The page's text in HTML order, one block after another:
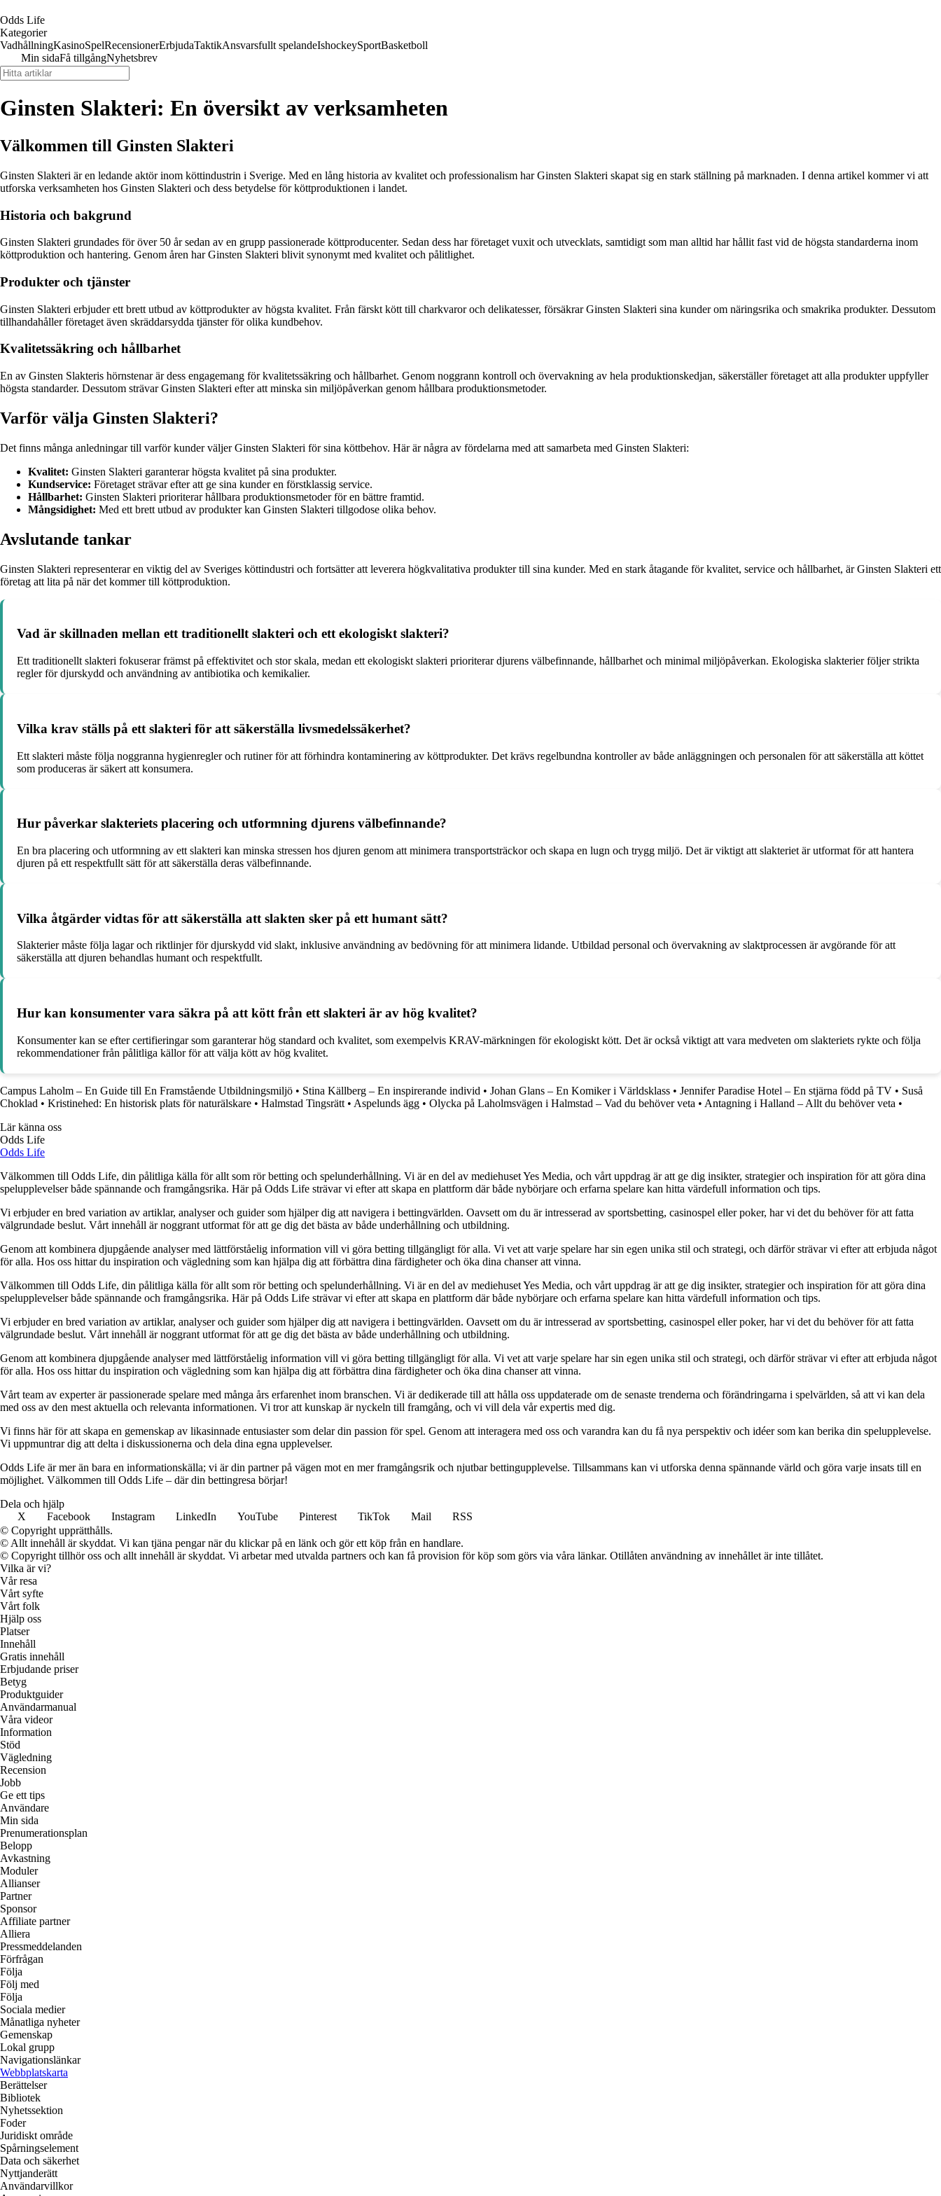
Odds Life
Kategorier
VadhållningKasinoSpelRecensionerErbjudaTaktikAnsvarsfullt spelandeIshockeySportBasketboll
Min sidaFå tillgångNyhetsbrev
Ginsten Slakteri: En översikt av verksamheten
Välkommen till Ginsten Slakteri
Ginsten Slakteri är en ledande aktör inom köttindustrin i Sverige. Med en lång historia av kvalitet och professionalism har Ginsten Slakteri skapat sig en stark ställning på marknaden. I denna artikel kommer vi att
utforska verksamheten hos Ginsten Slakteri och dess betydelse för köttproduktionen i landet.
Historia och bakgrund
Ginsten Slakteri grundades för över 50 år sedan av en grupp passionerade köttproducenter. Sedan dess har företaget vuxit och utvecklats, samtidigt som man alltid har hållit fast vid de högsta standarderna inom
köttproduktion och hantering. Genom åren har Ginsten Slakteri blivit synonymt med kvalitet och pålitlighet.
Produkter och tjänster
Ginsten Slakteri erbjuder ett brett utbud av köttprodukter av högsta kvalitet. Från färskt kött till charkvaror och delikatesser, försäkrar Ginsten Slakteri sina kunder om näringsrika och smakrika produkter. Dessutom
tillhandahåller företaget även skräddarsydda tjänster för olika kundbehov.
Kvalitetssäkring och hållbarhet
En av Ginsten Slakteris hörnstenar är dess engagemang för kvalitetssäkring och hållbarhet. Genom noggrann kontroll och övervakning av hela produktionskedjan, säkerställer företaget att alla produkter uppfyller
högsta standarder. Dessutom strävar Ginsten Slakteri efter att minska sin miljöpåverkan genom hållbara produktionsmetoder.
Varför välja Ginsten Slakteri?
Det finns många anledningar till varför kunder väljer Ginsten Slakteri för sina köttbehov. Här är några av fördelarna med att samarbeta med Ginsten Slakteri:
Kvalitet: Ginsten Slakteri garanterar högsta kvalitet på sina produkter.
Kundservice: Företaget strävar efter att ge sina kunder en förstklassig service.
Hållbarhet: Ginsten Slakteri prioriterar hållbara produktionsmetoder för en bättre framtid.
Mångsidighet: Med ett brett utbud av produkter kan Ginsten Slakteri tillgodose olika behov.
Avslutande tankar
Ginsten Slakteri representerar en viktig del av Sveriges köttindustri och fortsätter att leverera högkvalitativa produkter till sina kunder. Med en stark åtagande för kvalitet, service och hållbarhet, är Ginsten Slakteri ett
företag att lita på när det kommer till köttproduktion.
Vad är skillnaden mellan ett traditionellt slakteri och ett ekologiskt slakteri?
Ett traditionellt slakteri fokuserar främst på effektivitet och stor skala, medan ett ekologiskt slakteri prioriterar djurens välbefinnande, hållbarhet och minimal miljöpåverkan. Ekologiska slakterier följer strikta
regler för djurskydd och användning av antibiotika och kemikalier.
Vilka krav ställs på ett slakteri för att säkerställa livsmedelssäkerhet?
Ett slakteri måste följa noggranna hygienregler och rutiner för att förhindra kontaminering av köttprodukter. Det krävs regelbundna kontroller av både anläggningen och personalen för att säkerställa att köttet
som produceras är säkert att konsumera.
Hur påverkar slakteriets placering och utformning djurens välbefinnande?
En bra placering och utformning av ett slakteri kan minska stressen hos djuren genom att minimera transportsträckor och skapa en lugn och trygg miljö. Det är viktigt att slakteriet är utformat för att hantera
djuren på ett respektfullt sätt för att säkerställa deras välbefinnande.
Vilka åtgärder vidtas för att säkerställa att slakten sker på ett humant sätt?
Slakterier måste följa lagar och riktlinjer för djurskydd vid slakt, inklusive användning av bedövning för att minimera lidande. Utbildad personal och övervakning av slaktprocessen är avgörande för att
säkerställa att djuren behandlas humant och respektfullt.
Hur kan konsumenter vara säkra på att kött från ett slakteri är av hög kvalitet?
Konsumenter kan se efter certifieringar som garanterar hög standard och kvalitet, som exempelvis KRAV-märkningen för ekologiskt kött. Det är också viktigt att vara medveten om slakteriets rykte och följa
rekommendationer från pålitliga källor för att välja kött av hög kvalitet.
Campus Laholm – En Guide till En Framstående Utbildningsmiljö • Stina Källberg – En inspirerande individ • Johan Glans – En Komiker i Världsklass • Jennifer Paradise Hotel – En stjärna född på TV • Suså
Choklad • Kristinehed: En historisk plats för naturälskare • Halmstad Tingsrätt • Aspelunds ägg • Olycka på Laholmsvägen i Halmstad – Vad du behöver veta • Antagning i Halland – Allt du behöver veta •
Lär känna oss
Odds Life
Odds Life
Välkommen till Odds Life, din pålitliga källa för allt som rör betting och spelunderhållning. Vi är en del av mediehuset Yes Media, och vårt uppdrag är att ge dig insikter, strategier och inspiration för att göra dina
spelupplevelser både spännande och framgångsrika. Här på Odds Life strävar vi efter att skapa en plattform där både nybörjare och erfarna spelare kan hitta värdefull information och tips.
Vi erbjuder en bred variation av artiklar, analyser och guider som hjälper dig att navigera i bettingvärlden. Oavsett om du är intresserad av sportsbetting, casinospel eller poker, har vi det du behöver för att fatta
välgrundade beslut. Vårt innehåll är noggrant utformat för att ge dig det bästa av både underhållning och utbildning.
Genom att kombinera djupgående analyser med lättförståelig information vill vi göra betting tillgängligt för alla. Vi vet att varje spelare har sin egen unika stil och strategi, och därför strävar vi efter att erbjuda något
för alla. Hos oss hittar du inspiration och vägledning som kan hjälpa dig att förbättra dina färdigheter och öka dina chanser att vinna.
Välkommen till Odds Life, din pålitliga källa för allt som rör betting och spelunderhållning. Vi är en del av mediehuset Yes Media, och vårt uppdrag är att ge dig insikter, strategier och inspiration för att göra dina
spelupplevelser både spännande och framgångsrika. Här på Odds Life strävar vi efter att skapa en plattform där både nybörjare och erfarna spelare kan hitta värdefull information och tips.
Vi erbjuder en bred variation av artiklar, analyser och guider som hjälper dig att navigera i bettingvärlden. Oavsett om du är intresserad av sportsbetting, casinospel eller poker, har vi det du behöver för att fatta
välgrundade beslut. Vårt innehåll är noggrant utformat för att ge dig det bästa av både underhållning och utbildning.
Genom att kombinera djupgående analyser med lättförståelig information vill vi göra betting tillgängligt för alla. Vi vet att varje spelare har sin egen unika stil och strategi, och därför strävar vi efter att erbjuda något
för alla. Hos oss hittar du inspiration och vägledning som kan hjälpa dig att förbättra dina färdigheter och öka dina chanser att vinna.
Vårt team av experter är passionerade spelare med många års erfarenhet inom branschen. Vi är dedikerade till att hålla oss uppdaterade om de senaste trenderna och förändringarna i spelvärlden, så att vi kan dela
med oss av den mest aktuella och relevanta informationen. Vi tror att kunskap är nyckeln till framgång, och vi vill dela vår expertis med dig.
Vi finns här för att skapa en gemenskap av likasinnade entusiaster som delar din passion för spel. Genom att interagera med oss och varandra kan du få nya perspektiv och idéer som kan berika din spelupplevelse.
Vi uppmuntrar dig att delta i diskussionerna och dela dina egna upplevelser.
Odds Life är mer än bara en informationskälla; vi är din partner på vägen mot en mer framgångsrik och njutbar bettingupplevelse. Tillsammans kan vi utforska denna spännande värld och göra varje insats till en
möjlighet. Välkommen till Odds Life – där din bettingresa börjar!
Dela och hjälp
X
Facebook Instagram LinkedIn YouTube Pinterest TikTok Mail
RSS
© Copyright upprätthålls.
© Allt innehåll är skyddat. Vi kan tjäna pengar när du klickar på en länk och gör ett köp från en handlare.
© Copyright tillhör oss och allt innehåll är skyddat. Vi arbetar med utvalda partners och kan få provision för köp som görs via våra länkar. Otillåten användning av innehållet är inte tillåtet.
Vilka är vi?
Vår resa
Vårt syfte
Vårt folk
Hjälp oss
Platser
Innehåll
Gratis innehåll
Erbjudande priser
Betyg
Produktguider
Användarmanual
Våra videor
Information
Stöd
Vägledning
Recension
Jobb
Ge ett tips
Användare
Min sida
Prenumerationsplan
Belopp
Avkastning
Moduler
Allianser
Partner
Sponsor
Affiliate partner
Alliera
Pressmeddelanden
Förfrågan
Följa
Följ med
Följa
Sociala medier
Månatliga nyheter
Gemenskap
Lokal grupp
Navigationslänkar
Webbplatskarta
Berättelser
Bibliotek
Nyhetssektion
Foder
Juridiskt område
Spårningselement
Data och säkerhet
Nyttjanderätt
Användarvillkor